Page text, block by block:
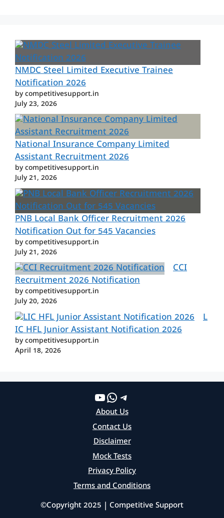
NMDC Steel Limited Executive Trainee
Notification 2026
by competitivesupport.in
July 23, 2026
National Insurance Company Limited
Assistant Recruitment 2026
by competitivesupport.in
July 21, 2026
PNB Local Bank Officer Recruitment 2026
Notification Out for 545 Vacancies
by competitivesupport.in
July 21, 2026
CCI
Recruitment 2026 Notification
by competitivesupport.in
July 20, 2026
L
IC HFL Junior Assistant Notification 2026
by competitivesupport.in
April 18, 2026
YouTube
WhatsApp
Telegram
About Us
Contact Us
Disclaimer
Mock Tests
Privacy Policy
Terms and Conditions
©Copyright 2025 | Competitive Support